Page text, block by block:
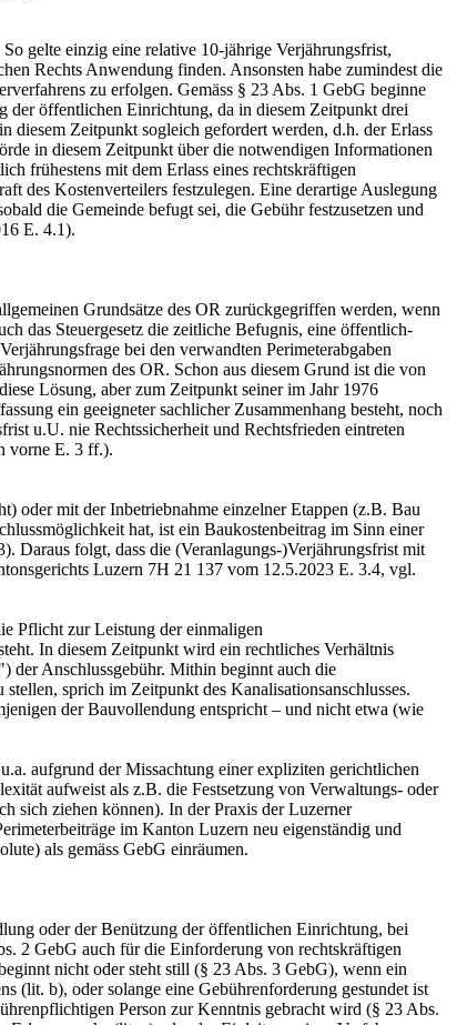
gelte einzig eine relative 10-jährige Verjährungsfrist,
Rechts Anwendung finden. Ansonsten habe zumindest die
zu erfolgen. Gemäss § 23 Abs. 1 GebG beginne
der öffentlichen Einrichtung, da in diesem Zeitpunkt drei
diesem Zeitpunkt sogleich gefordert werden, d.h. der Erlass
in diesem Zeitpunkt über die notwendigen Informationen
frühestens mit dem Erlass eines rechtskräftigen
des Kostenverteilers festzulegen. Eine derartige Auslegung
die Gemeinde befugt sei, die Gebühr festzusetzen und
E. 4.1).
Grundsätze des OR zurückgegriffen werden, wenn
das Steuergesetz die zeitliche Befugnis, eine öffentlich-
bei den verwandten Perimeterabgaben
des OR. Schon aus diesem Grund ist die von
Lösung, aber zum Zeitpunkt seiner im Jahr 1976
ein geeigneter sachlicher Zusammenhang besteht, noch
u.U. nie Rechtssicherheit und Rechtsfrieden eintreten
vorne E. 3 ff.).
oder mit der Inbetriebnahme einzelner Etappen (z.B. Bau
hat, ist ein Baukostenbeitrag im Sinn einer
folgt, dass die (Veranlagungs-)Verjährungsfrist mit
Luzern 7H 21 137 vom 12.5.2023 E. 3.4, vgl.
Pflicht zur Leistung der einmaligen
In diesem Zeitpunkt wird ein rechtliches Verhältnis
der Anschlussgebühr. Mithin beginnt auch die
sprich im Zeitpunkt des Kanalisationsanschlusses.
der Bauvollendung entspricht – und nicht etwa (wie
aufgrund der Missachtung einer expliziten gerichtlichen
aufweist als z.B. die Festsetzung von Verwaltungs- oder
sich ziehen können). In der Praxis der Luzerner
im Kanton Luzern neu eigenständig und
als gemäss GebG einräumen.
oder der Benützung der öffentlichen Einrichtung, bei
2 GebG auch für die Einforderung von rechtskräftigen
nicht oder steht still (§ 23 Abs. 3 GebG), wenn ein
(lit. b), oder solange eine Gebührenforderung gestundet ist
Person zur Kenntnis gebracht wird (§ 23 Abs.